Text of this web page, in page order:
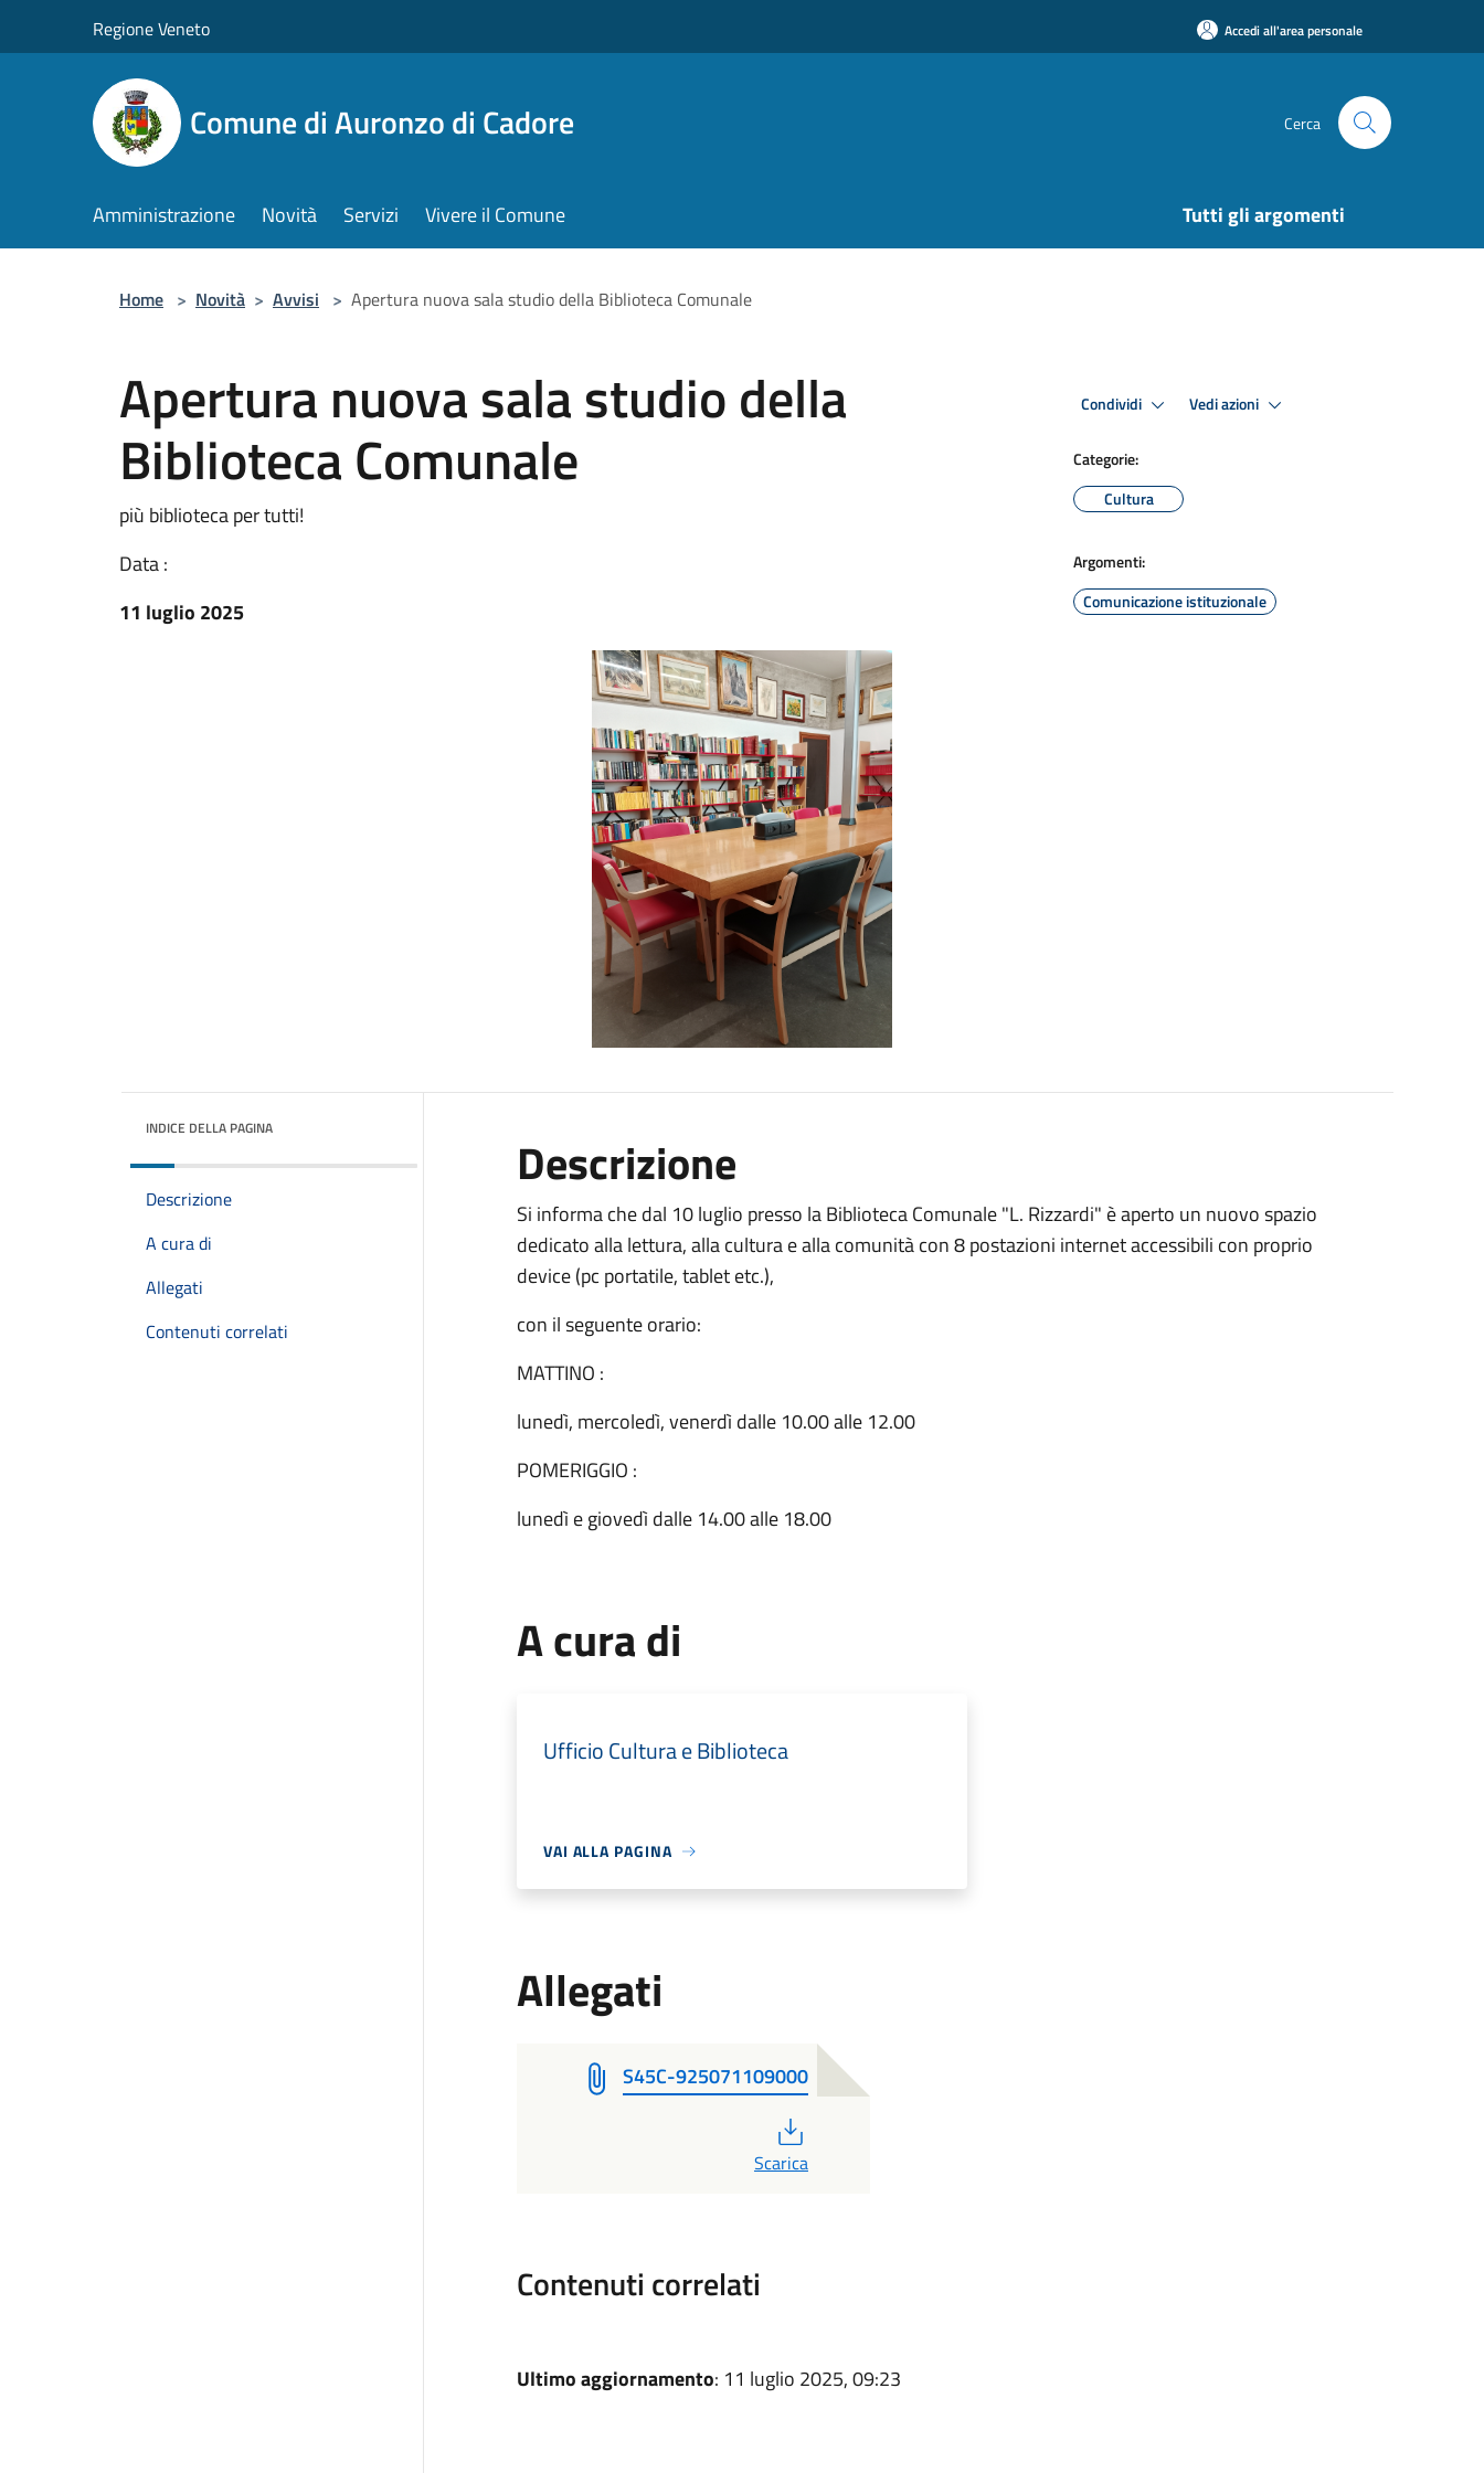
Regione Veneto Accedi all'area personale
Comune di Auronzo di Cadore Cerca
Amministrazione Novità Servizi Vivere il Comune Tutti gli argomenti
Home > Novità > Avvisi > Apertura nuova sala studio della Biblioteca Comunale
Apertura nuova sala studio della
Biblioteca Comunale
più biblioteca per tutti!
Data :
11 luglio 2025
Condividi Vedi azioni
Categorie:
Cultura
Argomenti:
Comunicazione istituzionale
INDICE DELLA PAGINA
Descrizione
A cura di
Allegati
Contenuti correlati
Descrizione
Si informa che dal 10 luglio presso la Biblioteca Comunale "L. Rizzardi" è aperto un nuovo spazio
dedicato alla lettura, alla cultura e alla comunità con 8 postazioni internet accessibili con proprio
device (pc portatile, tablet etc.),
con il seguente orario:
MATTINO :
lunedì, mercoledì, venerdì dalle 10.00 alle 12.00
POMERIGGIO :
lunedì e giovedì dalle 14.00 alle 18.00
A cura di
Ufficio Cultura e Biblioteca
VAI ALLA PAGINA
Allegati
S45C-925071109000
Scarica
Contenuti correlati
Ultimo aggiornamento: 11 luglio 2025, 09:23